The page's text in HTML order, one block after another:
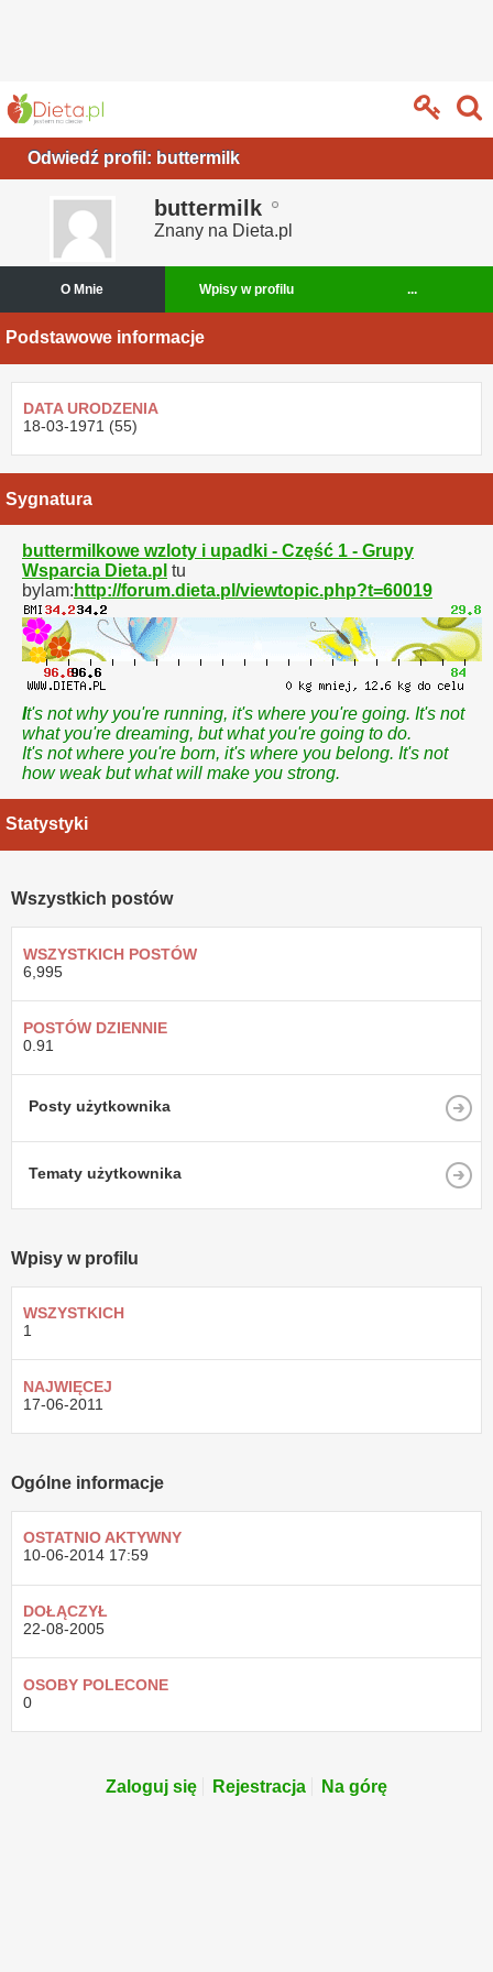
Odwiedź profil: buttermilk
buttermilk
Znany na Dieta.pl
O Mnie Wpisy w profilu ...
Podstawowe informacje
DATA URODZENIA
18-03-1971 (55)
Sygnatura
buttermilkowe wzloty i upadki - Część 1 - Grupy
Wsparcia Dieta.pl tu
bylam: http://forum.dieta.pl/viewtopic.php?t=60019
It's not why you're running, it's where you're going. It's not
what you're dreaming, but what you're going to do.
It's not where you're born, it's where you belong. It's not
how weak but what will make you strong.
Statystyki
Wszystkich postów
WSZYSTKICH POSTÓW
6,995
POSTÓW DZIENNIE
0.91
Posty użytkownika
Tematy użytkownika
Wpisy w profilu
WSZYSTKICH
1
NAJWIĘCEJ
17-06-2011
Ogólne informacje
OSTATNIO AKTYWNY
10-06-2014 17:59
DOŁĄCZYŁ
22-08-2005
OSOBY POLECONE
0
Zaloguj się Rejestracja Na górę